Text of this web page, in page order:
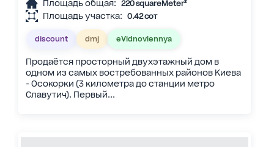
Площадь общая: 220 squareMeter²
Площадь участка: 0.42 сот
discount dmj eVidnovlennya
Продаётся просторный двухэтажный дом в
одном из самых востребованных районов Киева
- Осокорки (3 километра до станции метро
Славутич). Первый...